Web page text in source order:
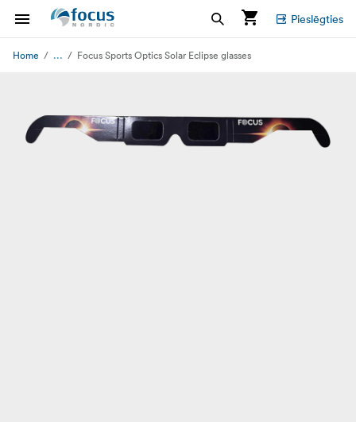
Pieslēgties
Home ... Focus Sports Optics Solar Eclipse glasses